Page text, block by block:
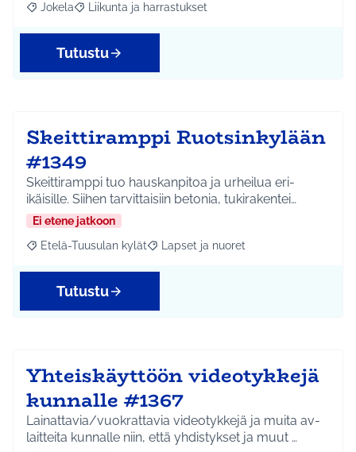
Rajaa tulokset aihepiirin mukaan: Jokela
Jokela Rajaa tulokset teeman mukaan: Liikunta ja
Liikunta ja harrastukset
Tutustu
Skeittiramppi Ruotsinkylään
#1349
Skeittiramppi tuo hauskanpitoa ja urheilua eri-
ikäisille. Siihen tarvittaisiin betonia, tukirakentei…
Ei etene jatkoon
Rajaa tulokset aihepiirin mukaan: Etelä-Tuusulan kylät
Etelä-Tuusulan kylät Rajaa tulokset teeman mukaan: Lapset
Lapset ja nuoret
Tutustu
Yhteiskäyttöön videotykkejä
kunnalle #1367
Lainattavia/vuokrattavia videotykkejä ja muita av-
laitteita kunnalle niin, että yhdistykset ja muut …